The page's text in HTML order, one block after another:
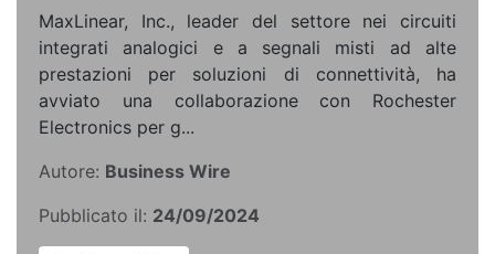
MaxLinear, Inc., leader del settore nei circuiti
integrati analogici e a segnali misti ad alte
prestazioni per soluzioni di connettività, ha
avviato una collaborazione con Rochester
Electronics per g...
Autore: Business Wire
Pubblicato il: 24/09/2024